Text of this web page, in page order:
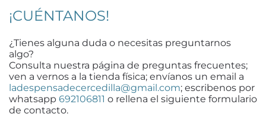
¡CUÉNTANOS!
¿Tienes alguna duda o necesitas preguntarnos
algo?
Consulta nuestra página de preguntas frecuentes;
ven a vernos a la tienda física; envíanos un email a
ladespensadecercedilla@gmail.com; escribenos por
whatsapp 692106811 o rellena el siguiente formulario
de contacto.